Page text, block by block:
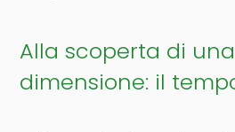
Alla scoperta di
dimensione: il